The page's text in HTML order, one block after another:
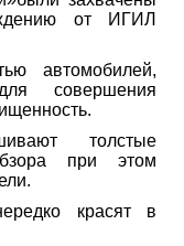
от ИГИЛ
автомобилей,
совершения
толстые
при этом
красят в